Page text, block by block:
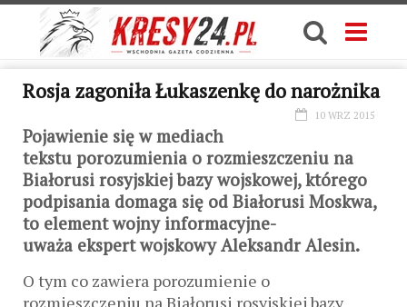
Rosja zagoniła Łukaszenkę do narożnika
10 WRZ 2015
Pojawienie się w mediach
tekstu porozumienia o rozmieszczeniu na
Białorusi rosyjskiej bazy wojskowej, którego
podpisania domaga się od Białorusi Moskwa,
to element wojny informacyjne-
uważa ekspert wojskowy Aleksandr Alesin.
O tym co zawiera porozumienie o
rozmieszczeniu na Białorusi rosyjskiej bazy